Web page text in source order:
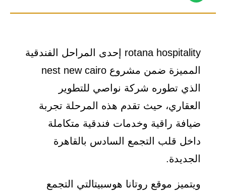
rotana hospitality إحدى المراحل الفندقية
المميزة ضمن مشروع nest new cairo
الذي تطوره شركة نواصي للتطوير
العقاري، حيث تقدم هذه المرحلة تجربة
ضيافة راقية وخدمات فندقية متكاملة
داخل قلب التجمع السادس بالقاهرة
الجديدة.
ويتميز موقع روتانا هوسبيتالتي التجمع